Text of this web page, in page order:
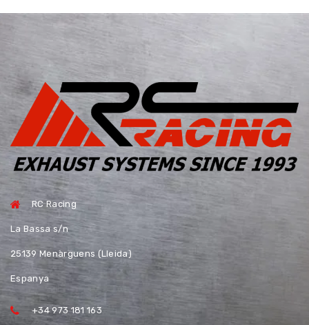
RC Racing
La Bassa s/n
25139 Menàrguens (Lleida)
Espanya
+34 973 181 163